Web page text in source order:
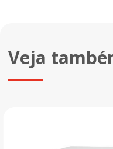
Veja